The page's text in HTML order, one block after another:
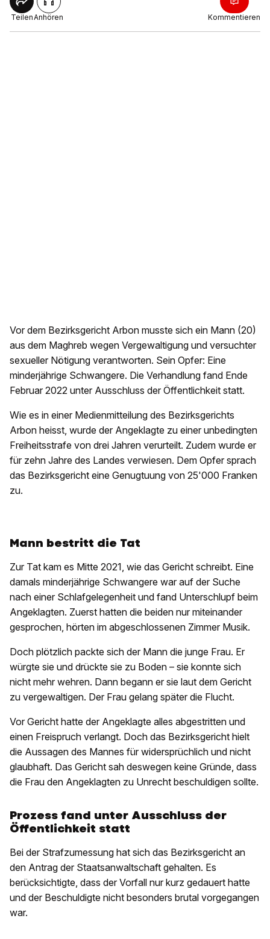
TeilenAnhören Kommentieren
Vor dem Bezirksgericht Arbon musste sich ein Mann (20)
aus dem Maghreb wegen Vergewaltigung und versuchter
sexueller Nötigung verantworten. Sein Opfer: Eine
minderjährige Schwangere. Die Verhandlung fand Ende
Februar 2022 unter Ausschluss der Öffentlichkeit statt.
Wie es in einer Medienmitteilung des Bezirksgerichts
Arbon heisst, wurde der Angeklagte zu einer unbedingten
Freiheitsstrafe von drei Jahren verurteilt. Zudem wurde er
für zehn Jahre des Landes verwiesen. Dem Opfer sprach
das Bezirksgericht eine Genugtuung von 25'000 Franken
zu.
Mann bestritt die Tat
Zur Tat kam es Mitte 2021, wie das Gericht schreibt. Eine
damals minderjährige Schwangere war auf der Suche
nach einer Schlafgelegenheit und fand Unterschlupf beim
Angeklagten. Zuerst hatten die beiden nur miteinander
gesprochen, hörten im abgeschlossenen Zimmer Musik.
Doch plötzlich packte sich der Mann die junge Frau. Er
würgte sie und drückte sie zu Boden – sie konnte sich
nicht mehr wehren. Dann begann er sie laut dem Gericht
zu vergewaltigen. Der Frau gelang später die Flucht.
Vor Gericht hatte der Angeklagte alles abgestritten und
einen Freispruch verlangt. Doch das Bezirksgericht hielt
die Aussagen des Mannes für widersprüchlich und nicht
glaubhaft. Das Gericht sah deswegen keine Gründe, dass
die Frau den Angeklagten zu Unrecht beschuldigen sollte.
Prozess fand unter Ausschluss der
Öffentlichkeit statt
Bei der Strafzumessung hat sich das Bezirksgericht an
den Antrag der Staatsanwaltschaft gehalten. Es
berücksichtigte, dass der Vorfall nur kurz gedauert hatte
und der Beschuldigte nicht besonders brutal vorgegangen
war.